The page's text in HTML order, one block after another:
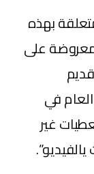
بهذه
على
العام في
غير